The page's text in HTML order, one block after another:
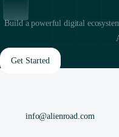
Build a powerful digital
Get Started
info@alienroad.com